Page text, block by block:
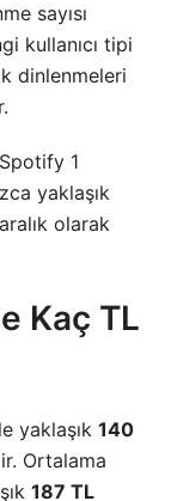
sayısı
kullanıcı tipi
dinlenmeleri
1
yaklaşık
olarak
Kaç TL
yaklaşık 140
Ortalama
187 TL